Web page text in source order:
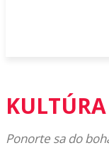
KULTÚRA
Ponorte sa do